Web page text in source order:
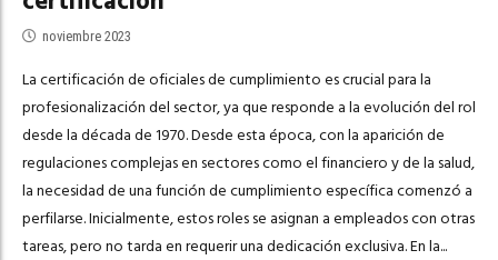
noviembre 2023
La certificación de oficiales de cumplimiento es crucial para la
profesionalización del sector, ya que responde a la evolución del rol
desde la década de 1970. Desde esta época, con la aparición de
regulaciones complejas en sectores como el financiero y de la salud,
la necesidad de una función de cumplimiento específica comenzó a
perfilarse. Inicialmente, estos roles se asignan a empleados con otras
tareas, pero no tarda en requerir una dedicación exclusiva. En la...